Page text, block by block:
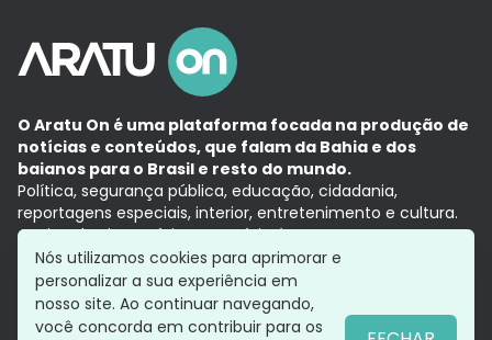
O Aratu On é uma plataforma focada na produção de
notícias e conteúdos, que falam da Bahia e dos
baianos para o Brasil e resto do mundo.
Política, segurança pública, educação, cidadania,
reportagens especiais, interior, entretenimento e cultura.
Aqui, tudo vira notícia e a notícia é no tempo presente,
com a credibilidade do Grupo Aratu.
Grupo Aratu
Política de privacidade
Nós utilizamos cookies para aprimorar e
personalizar a sua experiência em
nosso site. Ao continuar navegando,
você concorda em contribuir para os